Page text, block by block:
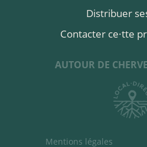
Distribuer
Contacter ce·tte
AUTOUR DE
Mentions légales